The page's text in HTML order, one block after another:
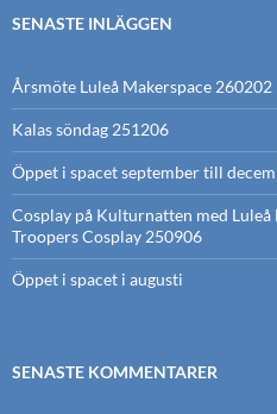
SENASTE INLÄGGEN
Årsmöte Luleå Makerspace 260202
Kalas söndag 251206
Öppet i spacet september till
Cosplay på Kulturnatten med Luleå
Troopers Cosplay 250906
Öppet i spacet i augusti
SENASTE KOMMENTARER